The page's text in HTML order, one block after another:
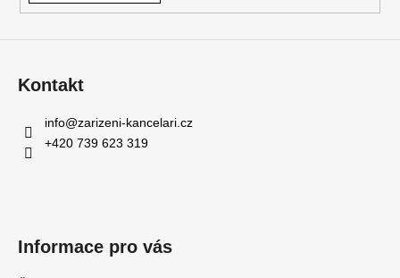
i
Kontakt
info@zarizeni-kancelari.cz
+420 739 623 319
Informace pro vás